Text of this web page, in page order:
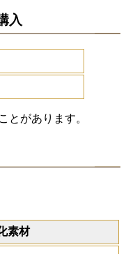
入
とがあります。
素材